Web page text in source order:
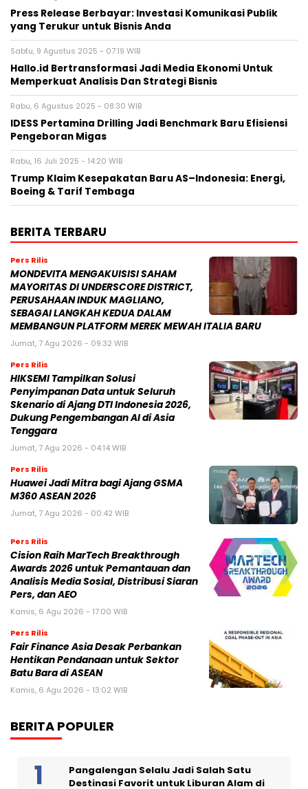
Press Release Berbayar: Investasi Komunikasi Publik
yang Terukur untuk Bisnis Anda
Sabtu, 9 Agustus 2025 - 07:19 WIB
Hallo.id Bertransformasi Jadi Media Ekonomi Untuk
Memperkuat Analisis Dan Strategi Bisnis
Rabu, 6 Agustus 2025 - 08:30 WIB
IDESS Pertamina Drilling Jadi Benchmark Baru Efisiensi
Pengeboran Migas
Rabu, 16 Juli 2025 - 14:20 WIB
Trump Klaim Kesepakatan Baru AS–Indonesia: Energi,
Boeing & Tarif Tembaga
BERITA TERBARU
Pers Rilis
MONDEVITA MENGAKUISISI SAHAM
MAYORITAS DI UNDERSCORE DISTRICT,
PERUSAHAAN INDUK MAGLIANO,
SEBAGAI LANGKAH KEDUA DALAM
MEMBANGUN PLATFORM MEREK MEWAH ITALIA BARU
Jumat, 7 Agu 2026 - 09:32 WIB
Pers Rilis
HIKSEMI Tampilkan Solusi
Penyimpanan Data untuk Seluruh
Skenario di Ajang DTI Indonesia 2026,
Dukung Pengembangan AI di Asia
Tenggara
Jumat, 7 Agu 2026 - 04:14 WIB
Pers Rilis
Huawei Jadi Mitra bagi Ajang GSMA
M360 ASEAN 2026
Jumat, 7 Agu 2026 - 00:42 WIB
Pers Rilis
Cision Raih MarTech Breakthrough
Awards 2026 untuk Pemantauan dan
Analisis Media Sosial, Distribusi Siaran
Pers, dan AEO
Kamis, 6 Agu 2026 - 17:00 WIB
Pers Rilis
Fair Finance Asia Desak Perbankan
Hentikan Pendanaan untuk Sektor
Batu Bara di ASEAN
Kamis, 6 Agu 2026 - 13:02 WIB
BERITA POPULER
Pangalengan Selalu Jadi Salah Satu
Destinasi Favorit untuk Liburan Alam di